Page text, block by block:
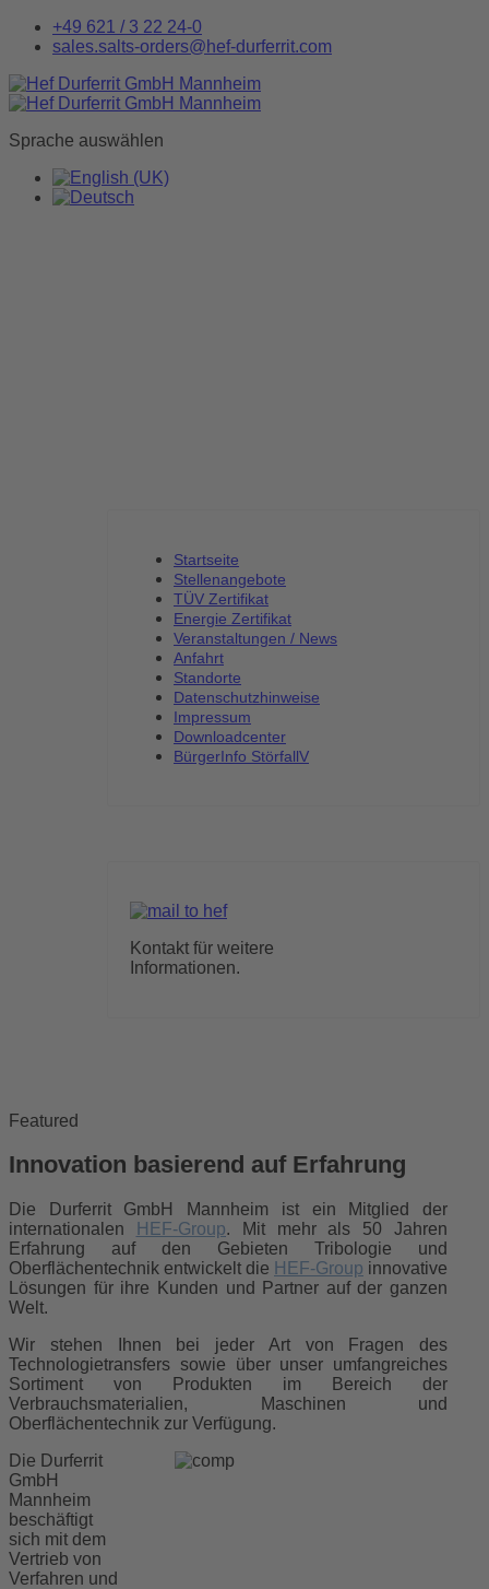
+49 621 / 3 22 24-0
sales.salts-orders@hef-durferrit.com
Sprache auswählen
Startseite
Stellenangebote
TÜV Zertifikat
Energie Zertifikat
Veranstaltungen / News
Anfahrt
Standorte
Datenschutzhinweise
Impressum
Downloadcenter
BürgerInfo StörfallV
Kontakt für weitere
Informationen.
Featured
Innovation basierend auf Erfahrung
Die Durferrit GmbH Mannheim ist ein Mitglied der
internationalen
HEF-Group. Mit mehr als 50 Jahren
Erfahrung auf den Gebieten Tribologie und
Oberflächentechnik entwickelt die HEF-Group innovative
Lösungen für ihre Kunden und Partner auf der ganzen
Welt.
Wir stehen Ihnen bei jeder Art von Fragen des
Technologietransfers sowie über unser umfangreiches
Sortiment von Produkten im Bereich der
Verbrauchsmaterialien, Maschinen und
Oberflächentechnik zur Verfügung.
Die Durferrit
GmbH
Mannheim
beschäftigt
sich mit dem
Vertrieb von
Verfahren und